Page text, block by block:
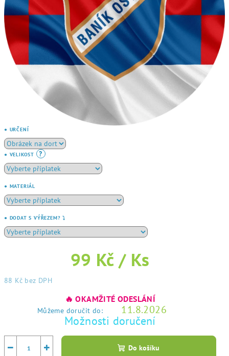
● URČENÍ
● VELIKOST ?
● MATERIÁL
● DODAT S VÝŘEZEM? ⤵️
99 Kč / Ks
88 Kč bez DPH
🔥 OKAMŽITÉ ODESLÁNÍ
Můžeme doručit do: 11.8.2026
Možnosti doručení
+
− Do košíku